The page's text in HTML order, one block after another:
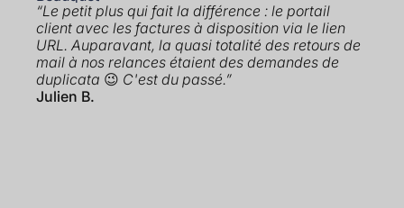
“Le petit plus qui fait la différence : le portail
client avec les factures à disposition via le lien
URL. Auparavant, la quasi totalité des retours de
mail à nos relances étaient des demandes de
duplicata 😉 C'est du passé.”
Julien B.